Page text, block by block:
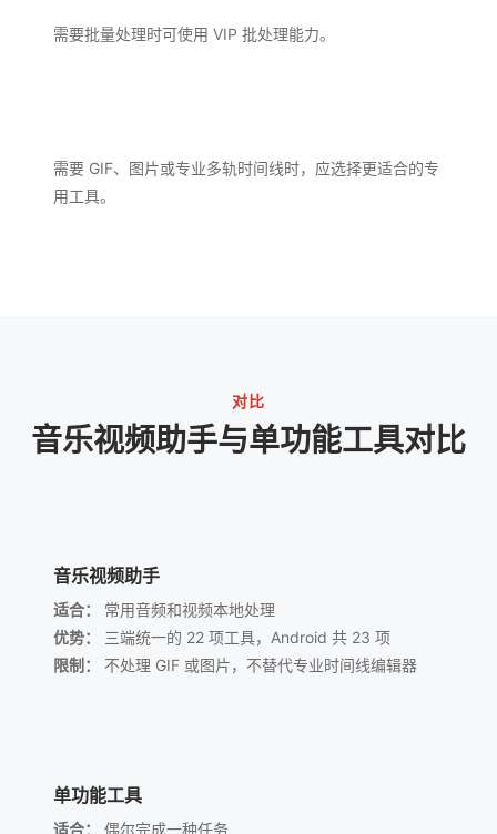
需要批量处理时可使用 VIP 批处理能力。
需要 GIF、图片或专业多轨时间线时，应选择更适合的专
用工具。
对比
音乐视频助手与单功能工具对比
音乐视频助手
适合：
常用音频和视频本地处理
优势：
三端统一的 22 项工具，Android 共 23 项
限制：
不处理 GIF 或图片，不替代专业时间线编辑器
单功能工具
适合：
偶尔完成一种任务